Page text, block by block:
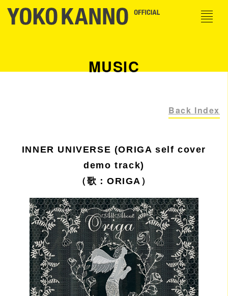
MUSIC
Back Index
INNER UNIVERSE (ORIGA self cover
demo track)
（歌：ORIGA）